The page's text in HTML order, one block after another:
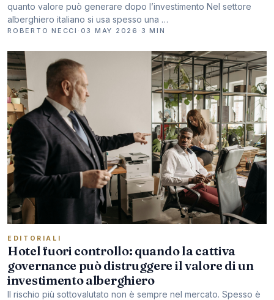
quanto valore può generare dopo l’investimento Nel settore
alberghiero italiano si usa spesso una …
ROBERTO NECCI · 03 MAY 2026 · 3 MIN
EDITORIALI
Hotel fuori controllo: quando la cattiva
governance può distruggere il valore di un
investimento alberghiero
Il rischio più sottovalutato non è sempre nel mercato. Spesso è